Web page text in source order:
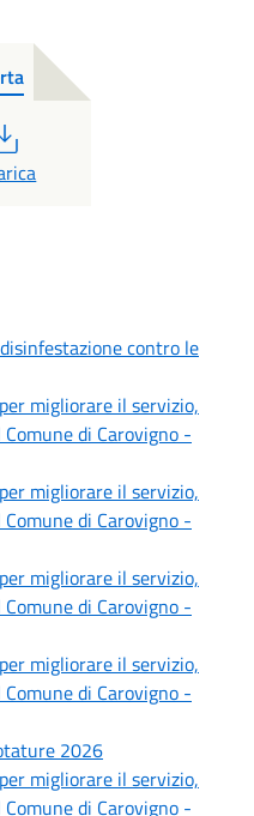
contro le
migliorare il servizio,
di Carovigno -
migliorare il servizio,
di Carovigno -
migliorare il servizio,
di Carovigno -
migliorare il servizio,
di Carovigno -
2026
migliorare il servizio,
di Carovigno -